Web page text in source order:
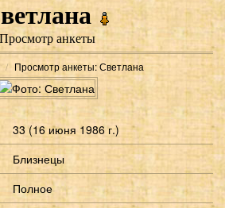
Просмотр анкеты
Просмотр анкеты: Светлана
33 (16 июня 1986 г.)
Близнецы
Полное